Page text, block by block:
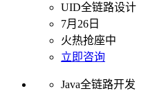
UID全链路设计
7月26日
火热抢座中
立即咨询
Java全链路开发